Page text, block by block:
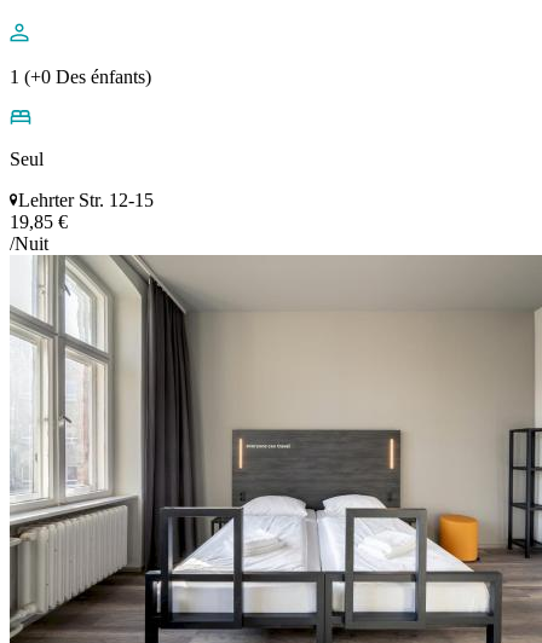
1 (+0 Des énfants)
Seul
Lehrter Str. 12-15
19,85 €
/Nuit